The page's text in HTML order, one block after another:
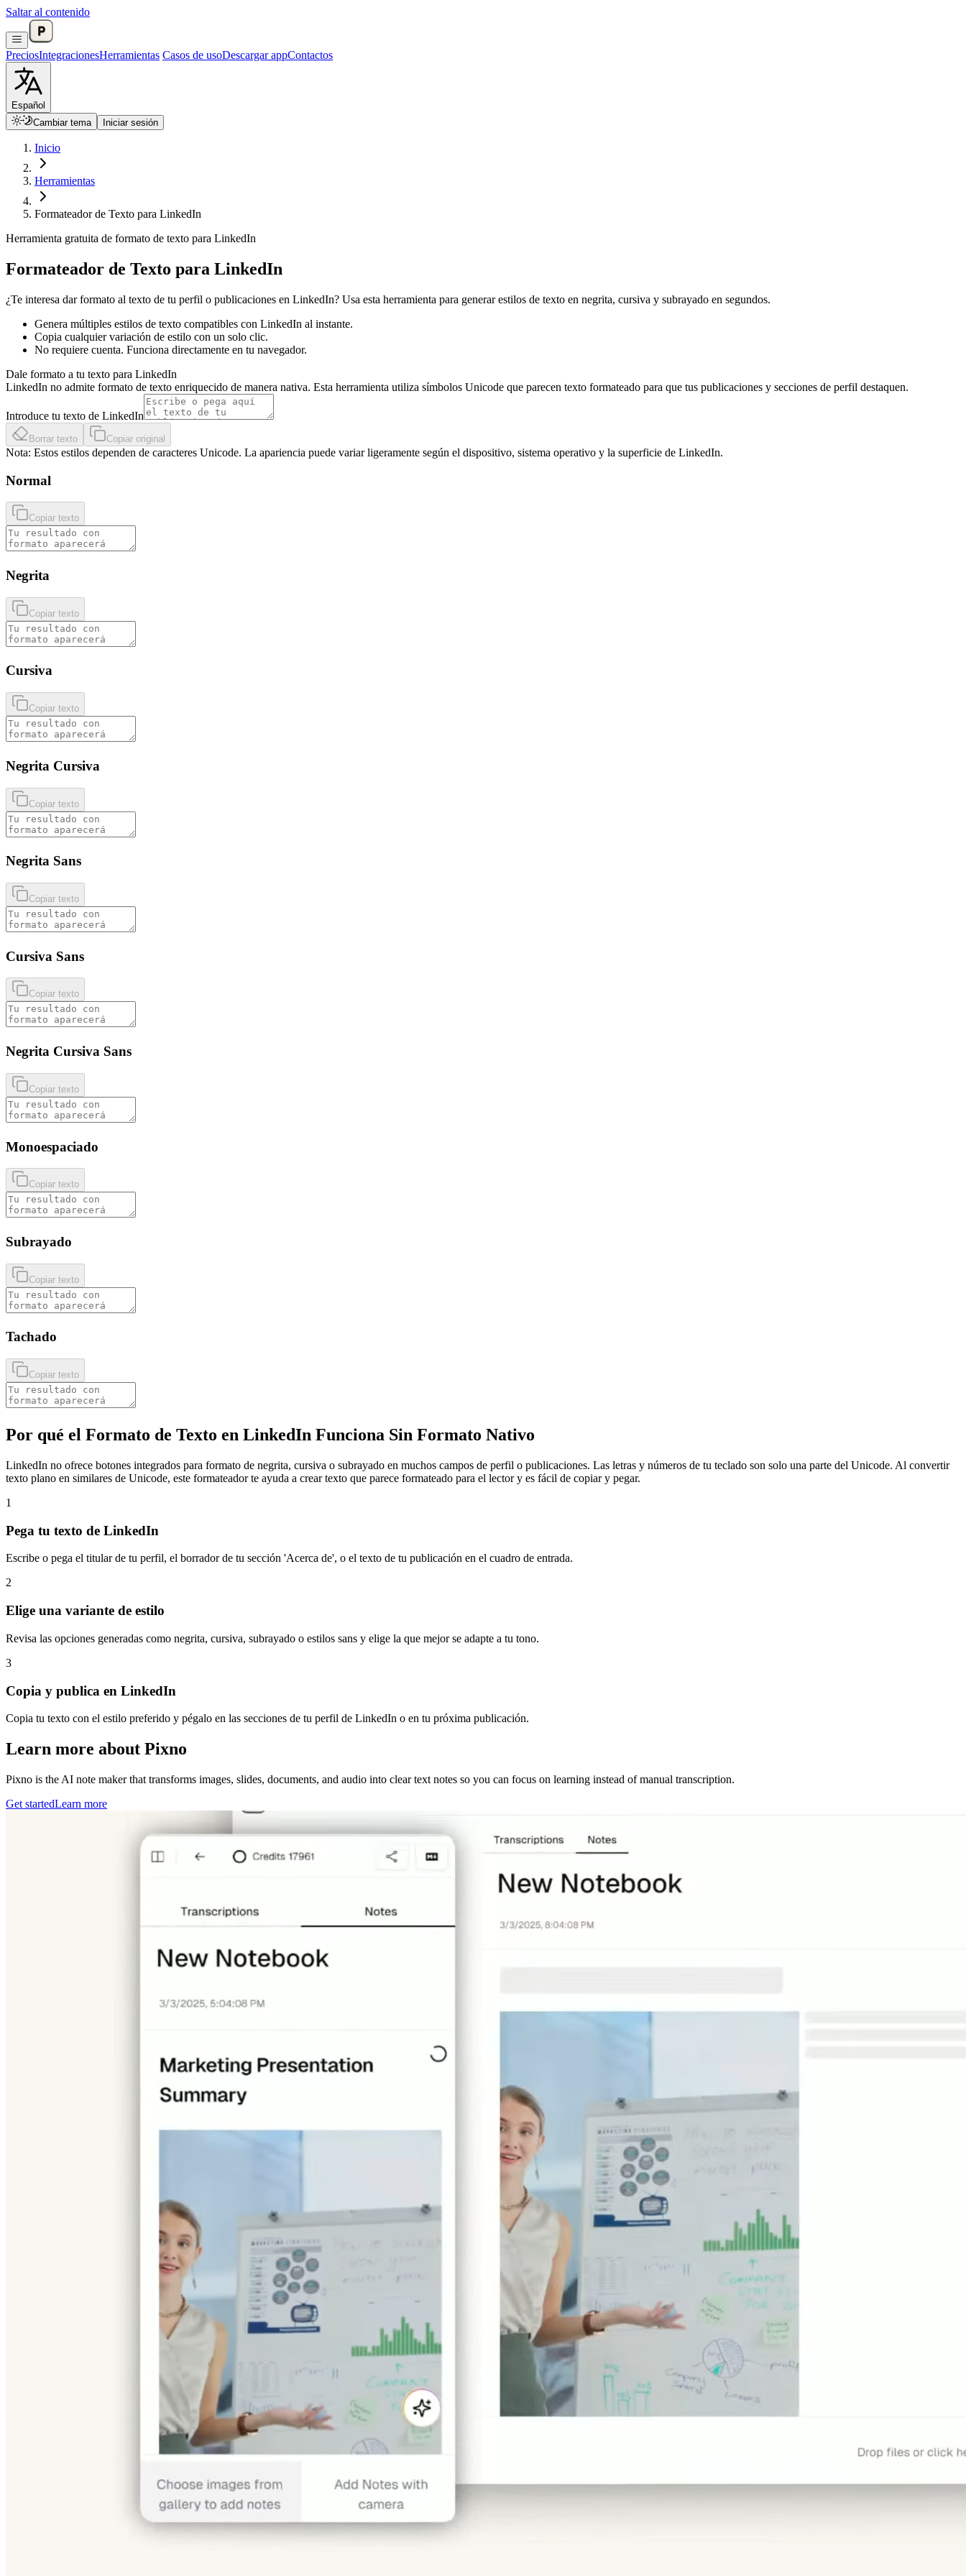
Saltar al contenido
PreciosIntegracionesHerramientas Casos de usoDescargar appContactos
Español
Cambiar tema
Iniciar sesión
Inicio
Herramientas
Formateador de Texto para LinkedIn
Herramienta gratuita de formato de texto para LinkedIn
Formateador de Texto para LinkedIn
¿Te interesa dar formato al texto de tu perfil o publicaciones en LinkedIn? Usa esta herramienta para generar estilos de texto en negrita, cursiva y subrayado en segundos.
Genera múltiples estilos de texto compatibles con LinkedIn al instante.
Copia cualquier variación de estilo con un solo clic.
No requiere cuenta. Funciona directamente en tu navegador.
Dale formato a tu texto para LinkedIn
LinkedIn no admite formato de texto enriquecido de manera nativa. Esta herramienta utiliza símbolos Unicode que parecen texto formateado para que tus publicaciones y secciones de perfil destaquen.
Introduce tu texto de LinkedIn
Borrar texto Copiar original
Nota: Estos estilos dependen de caracteres Unicode. La apariencia puede variar ligeramente según el dispositivo, sistema operativo y la superficie de LinkedIn.
Normal
Copiar texto
Negrita
Copiar texto
Cursiva
Copiar texto
Negrita Cursiva
Copiar texto
Negrita Sans
Copiar texto
Cursiva Sans
Copiar texto
Negrita Cursiva Sans
Copiar texto
Monoespaciado
Copiar texto
Subrayado
Copiar texto
Tachado
Copiar texto
Por qué el Formato de Texto en LinkedIn Funciona Sin Formato Nativo
LinkedIn no ofrece botones integrados para formato de negrita, cursiva o subrayado en muchos campos de perfil o publicaciones. Las letras y números de tu teclado son solo una parte del Unicode. Al convertir
texto plano en similares de Unicode, este formateador te ayuda a crear texto que parece formateado para el lector y es fácil de copiar y pegar.
1
Pega tu texto de LinkedIn
Escribe o pega el titular de tu perfil, el borrador de tu sección 'Acerca de', o el texto de tu publicación en el cuadro de entrada.
2
Elige una variante de estilo
Revisa las opciones generadas como negrita, cursiva, subrayado o estilos sans y elige la que mejor se adapte a tu tono.
3
Copia y publica en LinkedIn
Copia tu texto con el estilo preferido y pégalo en las secciones de tu perfil de LinkedIn o en tu próxima publicación.
Learn more about Pixno
Pixno is the AI note maker that transforms images, slides, documents, and audio into clear text notes so you can focus on learning instead of manual transcription.
Get startedLearn more